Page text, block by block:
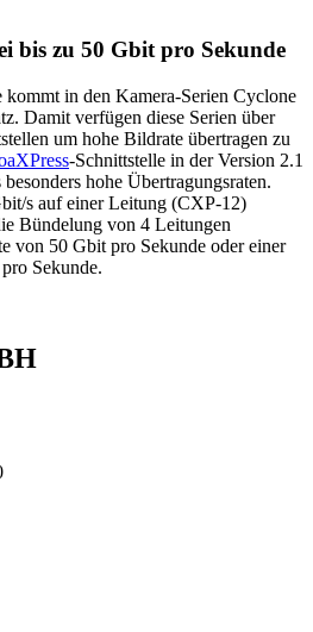
bis zu 50 Gbit pro Sekunde
in den Kamera-Serien Cyclone
Damit verfügen diese Serien über
um hohe Bildrate übertragen zu
-Schnittstelle in der Version 2.1
hohe Übertragungsraten.
s auf einer Leitung (CXP-12)
Bündelung von 4 Leitungen
von 50 Gbit pro Sekunde oder einer
Sekunde.